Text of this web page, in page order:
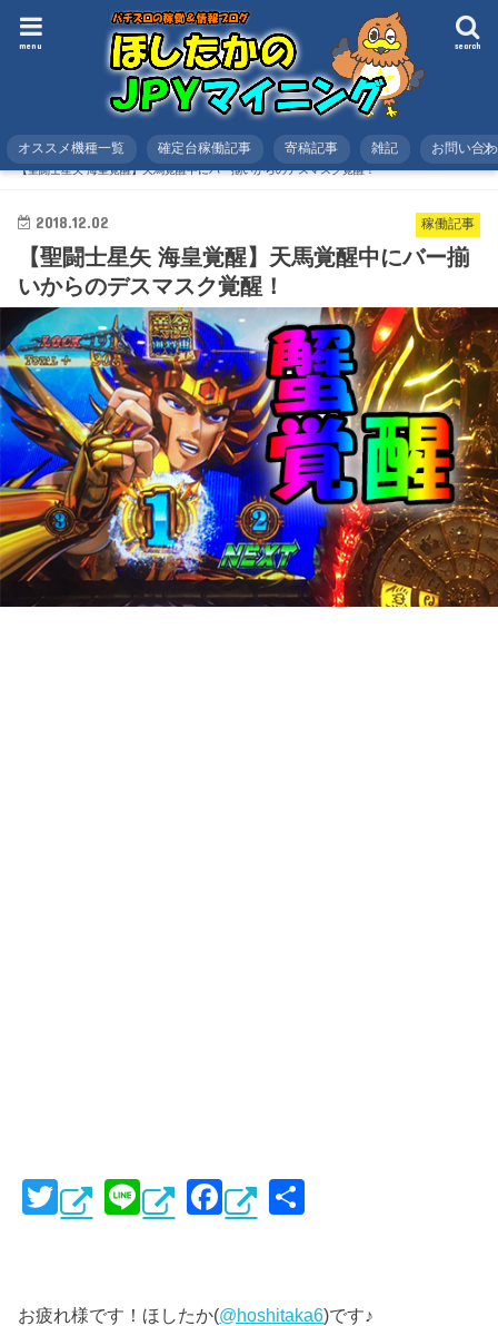
search
menu
オススメ機種一覧 確定台稼働記事 寄稿記事 雑記 お問い合
HOME スロット
稼働記事
【聖闘士星矢 海皇覚醒】天馬覚醒中にバー揃いからのデスマスク覚醒！
稼働記事
2018.12.02
【聖闘士星矢 海皇覚醒】天馬覚醒中にバー揃
いからのデスマスク覚醒！
T
wi
er
Li
n
F
a
e
お疲れ様です！ほしたか(@hoshitaka6)です♪